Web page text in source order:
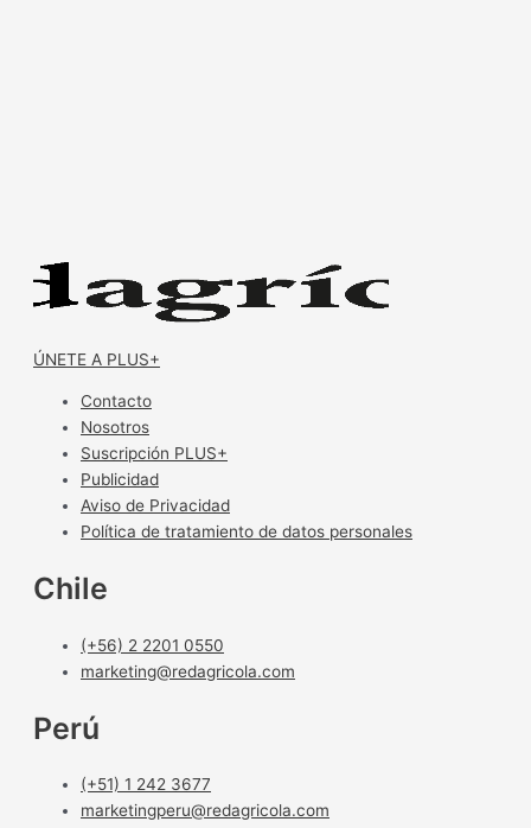
ÚNETE A PLUS+
Contacto
Nosotros
Suscripción PLUS+
Publicidad
Aviso de Privacidad
Política de tratamiento de datos personales
Chile
(+56) 2 2201 0550
marketing@redagricola.com
Perú
(+51) 1 242 3677
marketingperu@redagricola.com